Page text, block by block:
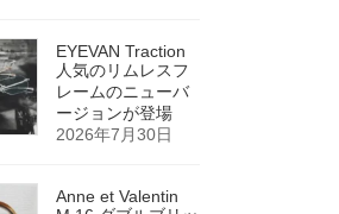
EYEVAN Traction
人気のリムレスフ
レームのニューバ
ージョンが登場
2026年7月30日
Anne et Valentin